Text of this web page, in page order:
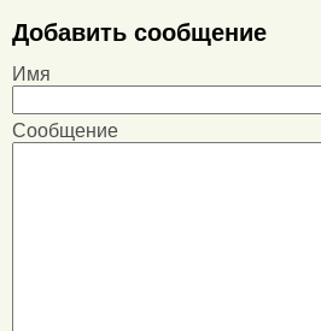
Добавить сообщение
Имя
Сообщение